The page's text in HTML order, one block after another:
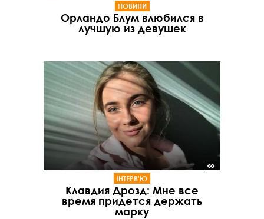
НОВИНИ
Орландо Блум влюбился в
лучшую из девушек
ІНТЕРВ'Ю
Клавдия Дрозд: Мне все
время придется держать
марку